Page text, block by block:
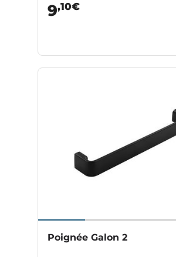
9,10€
Poignée Galon 2